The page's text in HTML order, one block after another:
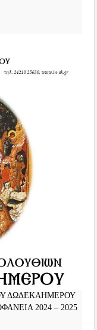
ΔΩΔΕΚΑΗΜΕΡΟΥ
2024 – 2025